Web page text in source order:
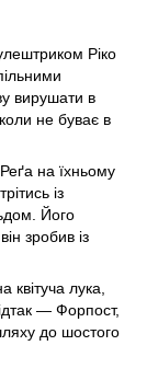
Ріко
вирушати в
не буває в
на їхньому
із
Його
зробив із
лука,
— Форпост,
до шостого